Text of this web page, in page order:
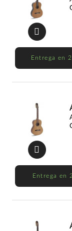
Entrega en
Entrega en